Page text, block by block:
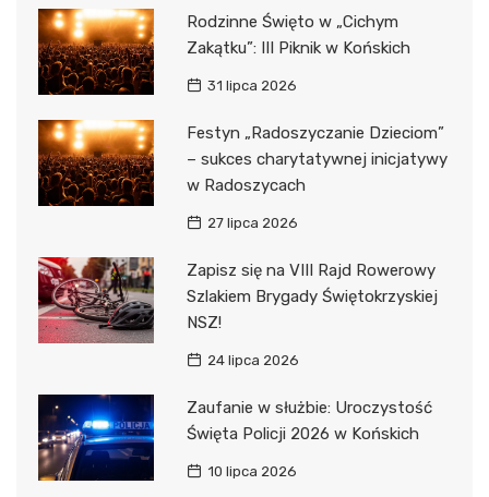
Rodzinne Święto w „Cichym
Zakątku”: III Piknik w Końskich
31 lipca 2026
Festyn „Radoszyczanie Dzieciom”
– sukces charytatywnej inicjatywy
w Radoszycach
27 lipca 2026
Zapisz się na VIII Rajd Rowerowy
Szlakiem Brygady Świętokrzyskiej
NSZ!
24 lipca 2026
Zaufanie w służbie: Uroczystość
Święta Policji 2026 w Końskich
10 lipca 2026